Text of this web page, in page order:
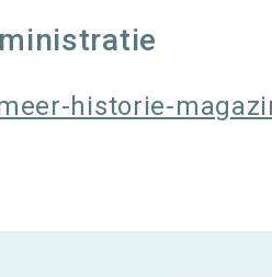
historie-